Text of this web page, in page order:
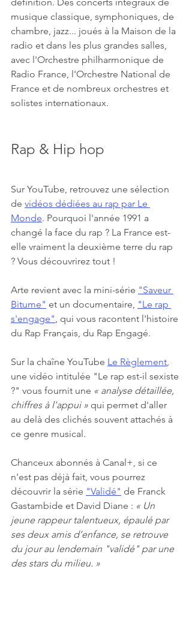
musique classique, symphoniques, de
chambre, jazz... joués à la Maison de la
radio et dans les plus grandes salles,
avec l'Orchestre philharmonique de
Radio France, l'Orchestre National de
France et de nombreux orchestres et
solistes internationaux.
Rap & Hip hop
Sur YouTube, retrouvez une sélection
de vidéos dédiées au rap par Le
Monde. Pourquoi l'année 1991 a
changé la face du rap ? La France est-
elle vraiment la deuxième terre du rap
? Vous découvrirez tout !
Arte revient avec la mini-série "Saveur
Bitume" et un documentaire, "Le rap
s'engage" , qui vous racontent l'histoire
du Rap Français, du Rap Engagé.
Sur la chaîne YouTube Le Règlement
une vidéo intitulée "Le rap est-il sexiste
?" vous fournit une « analyse détaillée,
chiffres à l'appui » qui permet d'aller
au delà des clichés souvent attachés à
ce genre musical.
Chanceux abonnés à Canal+, si ce
n'est pas déjà fait, vous pourrez
découvrir la série "Validé" de Franck
Gastambide et David Diane : « Un
jeune rappeur talentueux, épaulé par
ses deux amis d’enfance, se retrouve
du jour au lendemain "validé" par une
des stars du milieu. »